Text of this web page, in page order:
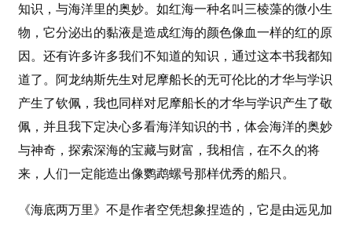
知识，与海洋里的奥妙。如红海一种名叫三棱藻的微小生
物，它分泌出的黏液是造成红海的颜色像血一样的红的原
因。还有许多许多我们不知道的知识，通过这本书我都知
道了。阿龙纳斯先生对尼摩船长的无可伦比的才华与学识
产生了钦佩，我也同样对尼摩船长的才华与学识产生了敬
佩，并且我下定决心多看海洋知识的书，体会海洋的奥妙
与神奇，探索深海的宝藏与财富，我相信，在不久的将
来，人们一定能造出像鹦鹉螺号那样优秀的船只。
《海底两万里》不是作者空凭想象捏造的，它是由远见加